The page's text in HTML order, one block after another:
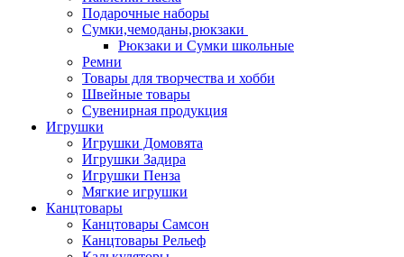
Подарочные наборы
Сумки,чемоданы,рюкзаки
Рюкзаки и Сумки школьные
Ремни
Товары для творчества и хобби
Швейные товары
Сувенирная продукция
Игрушки
Игрушки Домовята
Игрушки Задира
Игрушки Пенза
Мягкие игрушки
Канцтовары
Канцтовары Самсон
Канцтовары Рельеф